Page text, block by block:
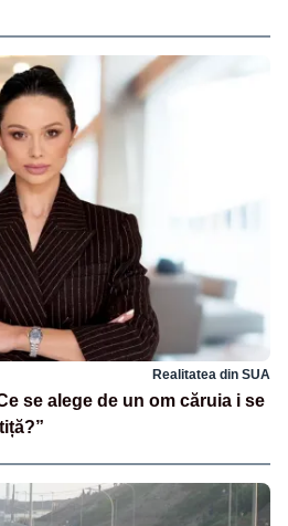
Realitatea din SUA
se alege de un om căruia i se